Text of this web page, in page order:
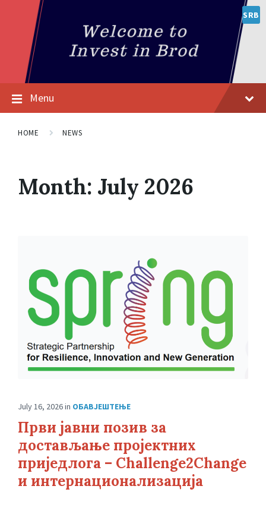
SRB
Menu
HOME NEWS
Month: July 2026
July 16, 2026in ОБАВЈЕШТЕЊЕ
Први јавни позив за
достављање пројектних
приједлога – Challenge2Change
и интернационализација